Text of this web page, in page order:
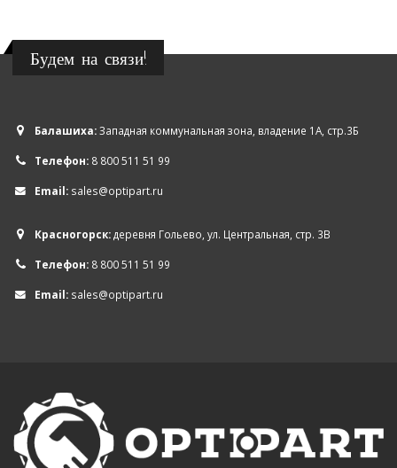
Будем на связи!
Балашиха:Западная коммунальная зона, владение 1А, стр.3Б
Телефон: 8 800 511 51 99
Email: sales@optipart.ru
Красногорск:деревня Гольево, ул. Центральная, стр. 3В
Телефон: 8 800 511 51 99
Email: sales@optipart.ru